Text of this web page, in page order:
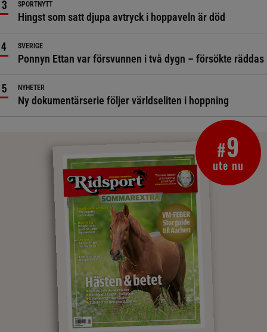
SPORTNYTT
Hingst som satt djupa avtryck i hoppaveln är död
SVERIGE
Ponnyn Ettan var försvunnen i två dygn – försökte räddas
NYHETER
Ny dokumentärserie följer världseliten i hoppning
#9
ute nu